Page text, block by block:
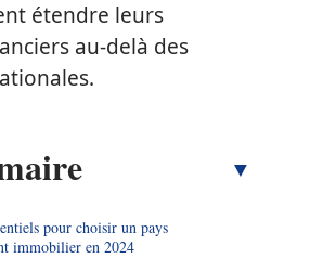
étendre leurs
au-delà des
pour choisir un pays
immobilier en 2024